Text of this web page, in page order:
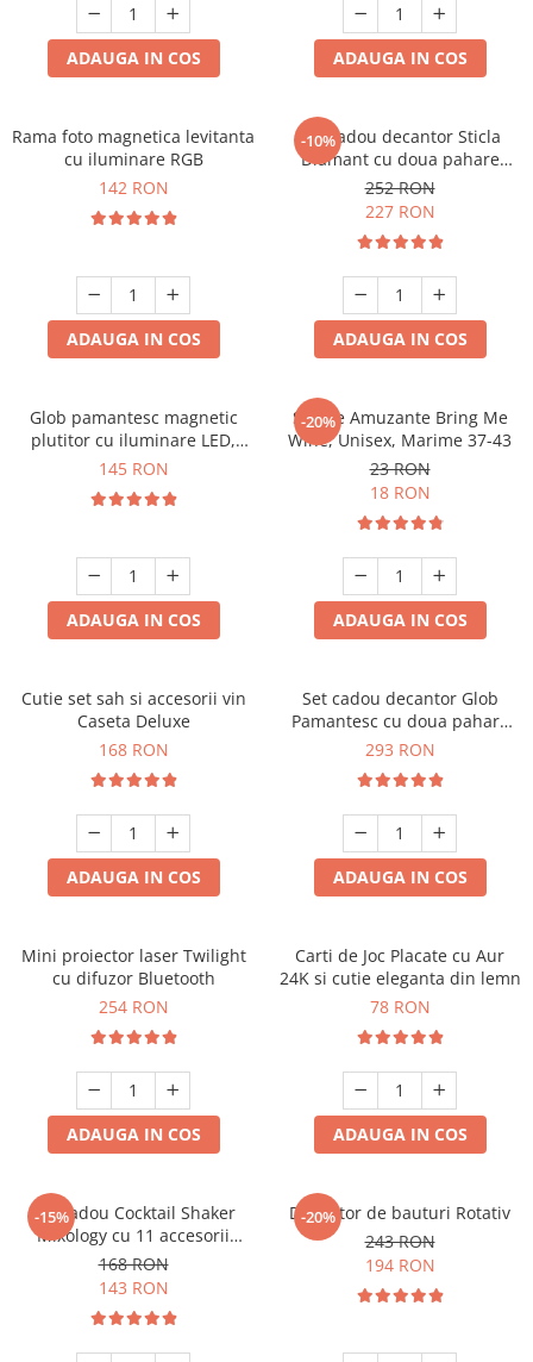
Cadouri Fete
Pentru Copilul din tine
Cadouri Haioase
Cadouri Majorat
Cadouri pentru Nasi
Cadouri pentru Bunici
Cadouri pentru Sefi
Cel ce are tot
Cani si Termosuri
Jocuri si Puzzle
Seturi de caligrafie
Cadouri Sfantul Alexandru
Cadouri Sfanta Ana
Cadouri Sfanta Maria
Cadouri Sfintii Mihail si Gavriil
ADAUGA IN COS ADAUGA IN COS
Rama foto magnetica levitanta
cu iluminare RGB
142 RON
ADAUGA IN COS
-10%
Set cadou decantor Sticla
Diamant cu doua pahare
Deluxe
252 RON
227 RON
ADAUGA IN COS
Glob pamantesc magnetic
plutitor cu iluminare LED,
Forma C
145 RON
ADAUGA IN COS
-20%
Sosete Amuzante Bring Me
Wine, Unisex, Marime 37-43
23 RON
18 RON
ADAUGA IN COS
Cutie set sah si accesorii vin
Caseta Deluxe
168 RON
ADAUGA IN COS
Set cadou decantor Glob
Pamantesc cu doua pahare
Deluxe
293 RON
ADAUGA IN COS
Mini proiector laser Twilight
cu difuzor Bluetooth
254 RON
ADAUGA IN COS
Carti de Joc Placate cu Aur
24K si cutie eleganta din lemn
78 RON
ADAUGA IN COS
-15%
Set cadou Cocktail Shaker
Mixology cu 11 accesorii
750ml Argintiu
168 RON
143 RON
-20%
Decantor de bauturi Rotativ
243 RON
194 RON